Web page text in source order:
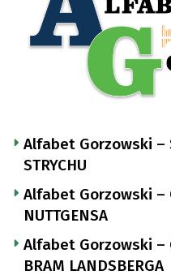
Alfabet Gorzowski –
STRYCHU
Alfabet Gorzowski –
NUTTGENSA
Alfabet Gorzowski –
BRAM LANDSBERGA